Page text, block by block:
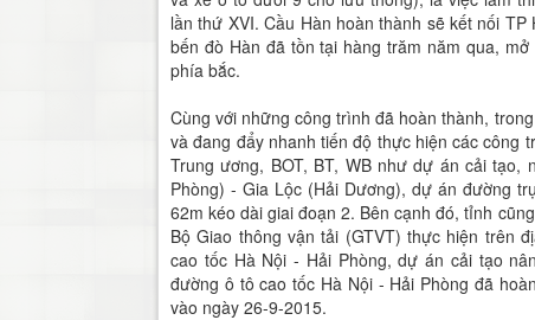
lần thứ XVI. Cầu Hàn hoàn thành sẽ kết nối
bến đò Hàn đã tồn tại hàng trăm năm qua,
phía bắc.
Cùng với những công trình đã hoàn thành,
và đang đẩy nhanh tiến độ thực hiện các công
Trung ương, BOT, BT, WB như dự án cải tạo,
Phòng) - Gia Lộc (Hải Dương), dự án đường
62m kéo dài giai đoạn 2. Bên cạnh đó, tỉnh
Bộ Giao thông vận tải (GTVT) thực hiện trên
cao tốc Hà Nội - Hải Phòng, dự án cải tạo
đường ô tô cao tốc Hà Nội - Hải Phòng đã
vào ngày 26-9-2015.